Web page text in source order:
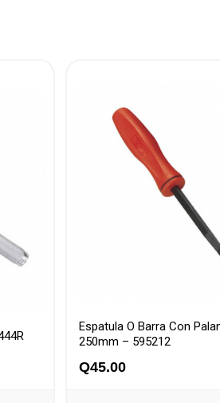
Espatula O Barra Con
250mm – 595212
Q45.00